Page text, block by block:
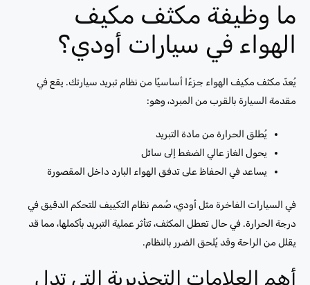
ما وظيفة مكثف مكيف
الهواء في سيارات أودي؟
يُعدّ مكثف مكيف الهواء جزءًا أساسيًا من نظام تبريد سيارتك. يقع في
مقدمة السيارة بالقرب من المبرد، وهو:
يُطلق الحرارة من مادة التبريد
يحول الغاز عالي الضغط إلى سائل
يساعد في الحفاظ على تدفق الهواء البارد داخل المقصورة
في السيارات الفاخرة مثل أودي، صُمم نظام التكييف للتحكم الدقيق في
درجة الحرارة. في حال تعطل المكثف، تتأثر عملية التبريد بأكملها، مما قد
يقلل من الراحة وقد يُلحق الضرر بالنظام.
أهم العلامات التحذيرية التي تدل